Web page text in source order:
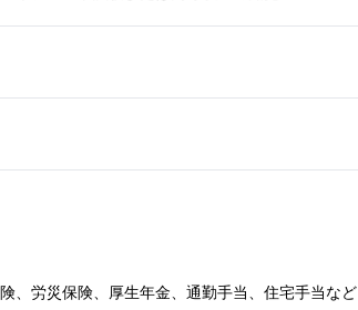
、労災保険、厚生年金、通勤手当、住宅手当など